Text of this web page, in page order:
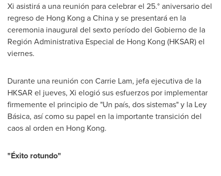
Xi asistirá a una reunión para celebrar el 25.° aniversario del
regreso de Hong Kong aChinay se presentará en la
ceremonia inaugural del sexto período del Gobierno de la
Región Administrativa Especial de Hong Kong (HKSAR) el
viernes.
Durante una reunión con Carrie Lam, jefa ejecutiva de la
HKSAR el jueves, Xi elogió sus esfuerzos por implementar
firmemente el principio de "Un país, dos sistemas" y la Ley
Básica, así como su papel en la importante transición del
caos al orden en Hong Kong.
"Éxito rotundo"